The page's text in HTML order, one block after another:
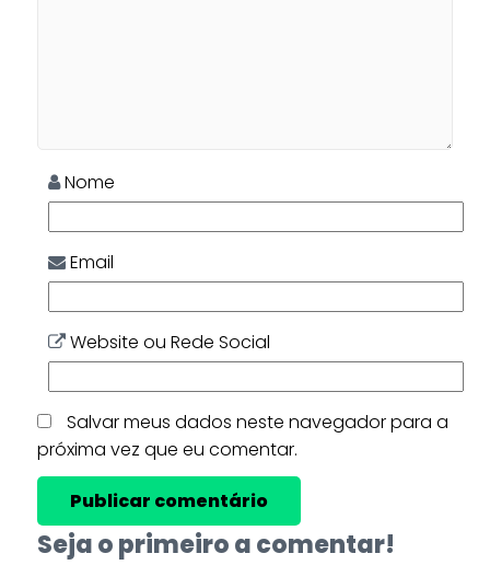
Nome
Email
Website ou Rede Social
Salvar meus dados neste navegador para a
próxima vez que eu comentar.
Seja o primeiro a comentar!